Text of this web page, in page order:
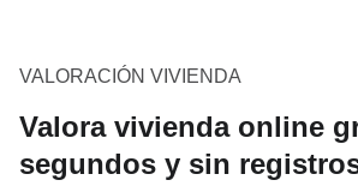
VALORACIÓN VIVIENDA
Valora vivienda online
segundos y sin